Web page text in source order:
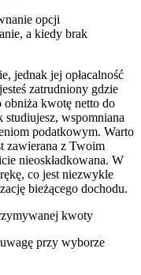
opcji
a kiedy brak
jednak jej opłacalność
zatrudniony gdzie
obniża kwotę netto do
studiujesz, wspomniana
podatkowym. Warto
zawierana z Twoim
nieoskładkowana. W
co jest niezwykle
bieżącego dochodu.
kwoty
przy wyborze